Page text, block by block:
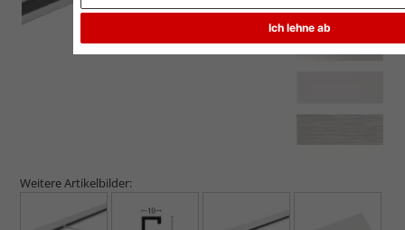
Ich lehne ab
Weitere Artikelbilder: